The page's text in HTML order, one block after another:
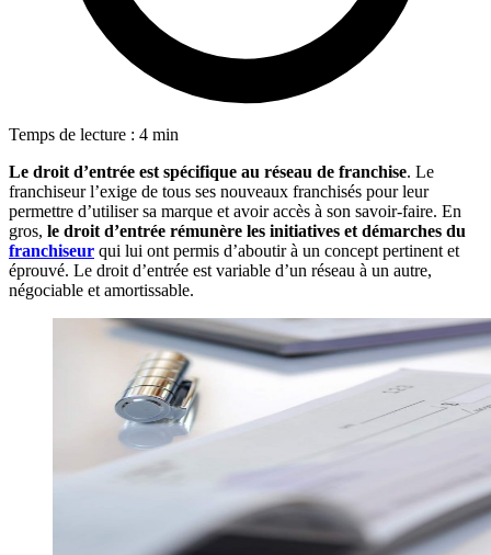
Temps de lecture : 4 min
Le droit d’entrée est spécifique au réseau de franchise. Le
franchiseur l’exige de tous ses nouveaux franchisés pour leur
permettre d’utiliser sa marque et avoir accès à son savoir-faire. En
gros, le droit d’entrée rémunère les initiatives et démarches du
franchiseur qui lui ont permis d’aboutir à un concept pertinent et
éprouvé. Le droit d’entrée est variable d’un réseau à un autre,
négociable et amortissable.